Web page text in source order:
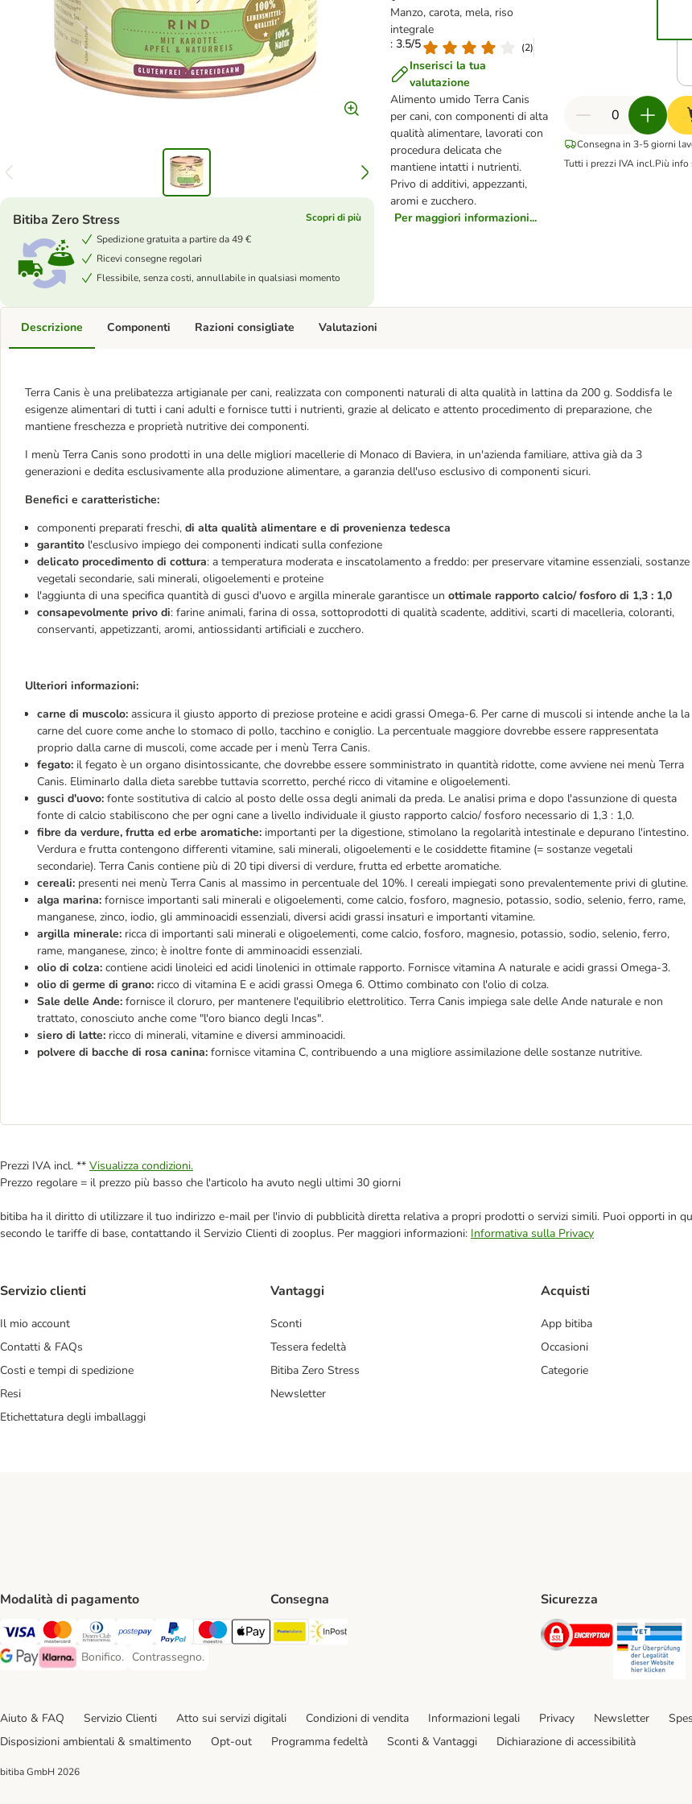
Manzo, carota, mela, riso
integrale
: 3.5/5
(2)
Inserisci la tua
valutazione
Alimento umido Terra Canis
per cani, con componenti di alta
qualità alimentare, lavorati con
procedura delicata che
mantiene intatti i nutrienti.
Privo di additivi, appezzanti,
aromi e zucchero.
Per maggiori informazioni...
Bitiba Zero Stress
Scopri di più
Spedizione gratuita a partire da 49 €
Ricevi consegne regolari
Flessibile, senza costi, annullabile in qualsiasi momento
Consegna in 3-5 giorni
Tutti i prezzi IVA incl.Più info
Descrizione
Terra Canis è una prelibatezza artigianale per cani, realizzata con componenti naturali di alta qualità in lattina da 200 g. Soddisfa le
esigenze alimentari di tutti i cani adulti e fornisce tutti i nutrienti, grazie al delicato e attento procedimento di preparazione, che
mantiene freschezza e proprietà nutritive dei componenti.
I menù Terra Canis sono prodotti in una delle migliori macellerie di Monaco di Baviera, in un'azienda familiare, attiva già da 3
generazioni e dedita esclusivamente alla produzione alimentare, a garanzia dell'uso esclusivo di componenti sicuri.
Benefici e caratteristiche:
componenti preparati freschi, di alta qualità alimentare e di provenienza tedesca
garantito l'esclusivo impiego dei componenti indicati sulla confezione
delicato procedimento di cottura: a temperatura moderata e inscatolamento a freddo: per preservare vitamine essenziali, sostanze
vegetali secondarie, sali minerali, oligoelementi e proteine
l'aggiunta di una specifica quantità di gusci d'uovo e argilla minerale garantisce un ottimale rapporto calcio/ fosforo di 1,3 : 1,0
consapevolmente privo di: farine animali, farina di ossa, sottoprodotti di qualità scadente, additivi, scarti di macelleria, coloranti,
conservanti, appetizzanti, aromi, antiossidanti artificiali e zucchero.
Ulteriori informazioni:
carne di muscolo: assicura il giusto apporto di preziose proteine e acidi grassi Omega-6. Per carne di muscoli si intende anche la la
carne del cuore come anche lo stomaco di pollo, tacchino e coniglio. La percentuale maggiore dovrebbe essere rappresentata
proprio dalla carne di muscoli, come accade per i menù Terra Canis.
fegato: il fegato è un organo disintossicante, che dovrebbe essere somministrato in quantità ridotte, come avviene nei menù Terra
Canis. Eliminarlo dalla dieta sarebbe tuttavia scorretto, perché ricco di vitamine e oligoelementi.
gusci d'uovo: fonte sostitutiva di calcio al posto delle ossa degli animali da preda. Le analisi prima e dopo l'assunzione di questa
fonte di calcio stabiliscono che per ogni cane a livello individuale il giusto rapporto calcio/ fosforo necessario di 1,3 : 1,0.
fibre da verdure, frutta ed erbe aromatiche: importanti per la digestione, stimolano la regolarità intestinale e depurano l'intestino.
Verdura e frutta contengono differenti vitamine, sali minerali, oligoelementi e le cosiddette fitamine (= sostanze vegetali
secondarie). Terra Canis contiene più di 20 tipi diversi di verdure, frutta ed erbette aromatiche.
cereali: presenti nei menù Terra Canis al massimo in percentuale del 10%. I cereali impiegati sono prevalentemente privi di glutine.
alga marina: fornisce importanti sali minerali e oligoelementi, come calcio, fosforo, magnesio, potassio, sodio, selenio, ferro, rame,
manganese, zinco, iodio, gli amminoacidi essenziali, diversi acidi grassi insaturi e importanti vitamine.
argilla minerale: ricca di importanti sali minerali e oligoelementi, come calcio, fosforo, magnesio, potassio, sodio, selenio, ferro,
rame, manganese, zinco; è inoltre fonte di amminoacidi essenziali.
olio di colza: contiene acidi linoleici ed acidi linolenici in ottimale rapporto. Fornisce vitamina A naturale e acidi grassi Omega-3.
olio di germe di grano: ricco di vitamina E e acidi grassi Omega 6. Ottimo combinato con l'olio di colza.
Sale delle Ande: fornisce il cloruro, per mantenere l'equilibrio elettrolitico. Terra Canis impiega sale delle Ande naturale e non
trattato, conosciuto anche come "l'oro bianco degli Incas".
siero di latte: ricco di minerali, vitamine e diversi amminoacidi.
polvere di bacche di rosa canina: fornisce vitamina C, contribuendo a una migliore assimilazione delle sostanze nutritive.
Componenti Razioni consigliate Valutazioni
Prezzi IVA incl. ** Visualizza condizioni.
Prezzo regolare = il prezzo più basso che l'articolo ha avuto negli ultimi 30 giorni
bitiba ha il diritto di utilizzare il tuo indirizzo e-mail per l'invio di pubblicità diretta relativa a propri prodotti o servizi simili. Puoi opporti in
secondo le tariffe di base, contattando il Servizio Clienti di zooplus. Per maggiori informazioni: Informativa sulla Privacy
Servizio clienti
Il mio account
Contatti & FAQs
Costi e tempi di spedizione
Resi
Etichettatura degli imballaggi
Vantaggi
Sconti
Tessera fedeltà
Bitiba Zero Stress
Newsletter
Acquisti
App bitiba
Occasioni
Categorie
Modalità di pagamento
Visa. Payment Method
Mastercard. Payment Method
Diners Club. Payment Method
Postepay. Payment Method
PayPal. Payment Method
Maestro. Payment Method
Apple pay. Payment Method
Google Pay Payment Method
Klarna Payment Method
Bonifico.
Bonifico. Payment Method
Contrassegno.
Contrassegno. Payment Method
Consegna
Poste Italiane. Shipping Method
Sicurezza
Security
Aiuto & FAQ Servizio Clienti Atto sui servizi digitali Condizioni di vendita Informazioni legali Privacy Newsletter
Disposizioni ambientali & smaltimento
Opt-out Programma fedeltà Sconti & Vantaggi Dichiarazione di accessibilità
bitiba GmbH 2026